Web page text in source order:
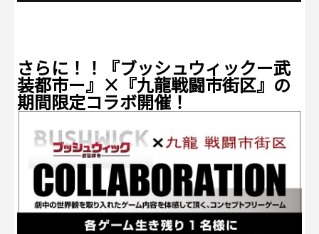
さらに！！『ブッシュウィックー武
装都市ー』×『九龍戦闘市街区』の
期間限定コラボ開催！